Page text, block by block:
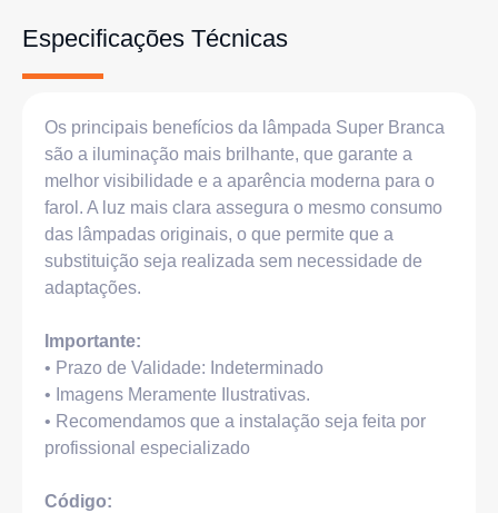
Especificações Técnicas
Os principais benefícios da lâmpada Super Branca
são a iluminação mais brilhante, que garante a
melhor visibilidade e a aparência moderna para o
farol. A luz mais clara assegura o mesmo consumo
das lâmpadas originais, o que permite que a
substituição seja realizada sem necessidade de
adaptações.
Importante:
• Prazo de Validade: Indeterminado
• Imagens Meramente Ilustrativas.
• Recomendamos que a instalação seja feita por
profissional especializado
Código: